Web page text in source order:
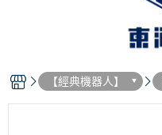
電子雞/塔麻可吉/塔麻歌子
【經典機器人】